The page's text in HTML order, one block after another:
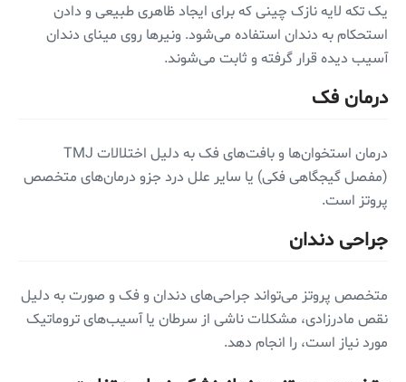
یک تکه لایه نازک چینی که برای ایجاد ظاهری طبیعی و دادن
استحکام به دندان استفاده می‌شود. ونیرها روی مینای دندان
آسیب دیده قرار گرفته و ثابت می‌شوند.
درمان فک
درمان استخوان‌ها و بافت‌های فک به دلیل اختلالات TMJ
(مفصل گیجگاهی فکی) یا سایر علل درد جزو درمان‌های متخصص
پروتز است.
جراحی دندان
متخصص پروتز می‌تواند جراحی‌های دندان و فک و صورت به دلیل
نقص مادرزادی، مشکلات ناشی از سرطان یا آسیب‌های تروماتیک
مورد نیاز است، را انجام دهد.